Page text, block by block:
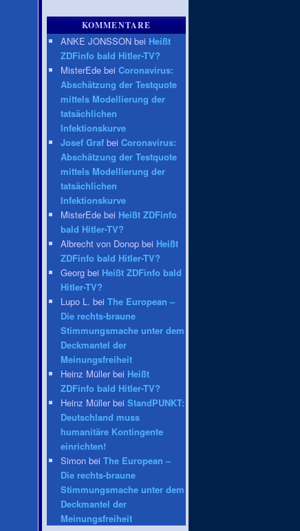
KOMMENTARE
ANKE JONSSON bei Heißt
ZDFinfo bald Hitler-TV?
MisterEde bei Coronavirus:
Abschätzung der Testquote
mittels Modellierung der
tatsächlichen
Infektionskurve
Josef Graf bei Coronavirus:
Abschätzung der Testquote
mittels Modellierung der
tatsächlichen
Infektionskurve
MisterEde bei Heißt ZDFinfo
bald Hitler-TV?
Albrecht von Donop bei Heißt
ZDFinfo bald Hitler-TV?
Georg bei Heißt ZDFinfo bald
Hitler-TV?
Lupo L. bei The European –
Die rechts-braune
Stimmungsmache unter dem
Deckmantel der
Meinungsfreiheit
Heinz Müller bei Heißt
ZDFinfo bald Hitler-TV?
Heinz Müller bei StandPUNKT:
Deutschland muss
humanitäre Kontingente
einrichten!
Simon bei The European –
Die rechts-braune
Stimmungsmache unter dem
Deckmantel der
Meinungsfreiheit